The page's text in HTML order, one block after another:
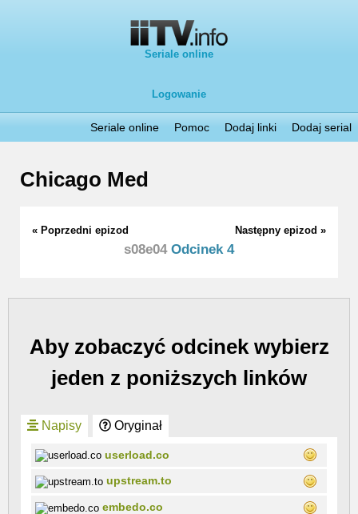
Seriale online
Logowanie
Seriale online Pomoc Dodaj linki Dodaj serial
Chicago Med
« Poprzedni epizod Następny epizod »
s08e04Odcinek 4
Aby zobaczyć odcinek wybierz
jeden z poniższych linków
Napisy Oryginał
userload.co
upstream.to
embedo.co